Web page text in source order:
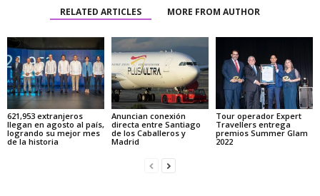
RELATED ARTICLES MORE FROM AUTHOR
621,953 extranjeros
llegan en agosto al país,
logrando su mejor mes
de la historia
Anuncian conexión
directa entre Santiago
de los Caballeros y
Madrid
Tour operador Expert
Travellers entrega
premios Summer Glam
2022